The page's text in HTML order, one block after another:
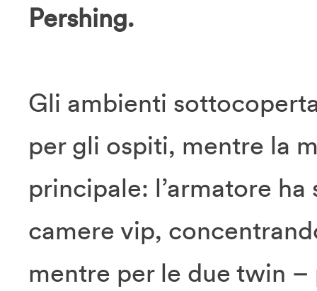
Pershing.
Gli ambienti
per gli ospiti, mentre la
principale: l’armatore
camere vip,
mentre per le due twin